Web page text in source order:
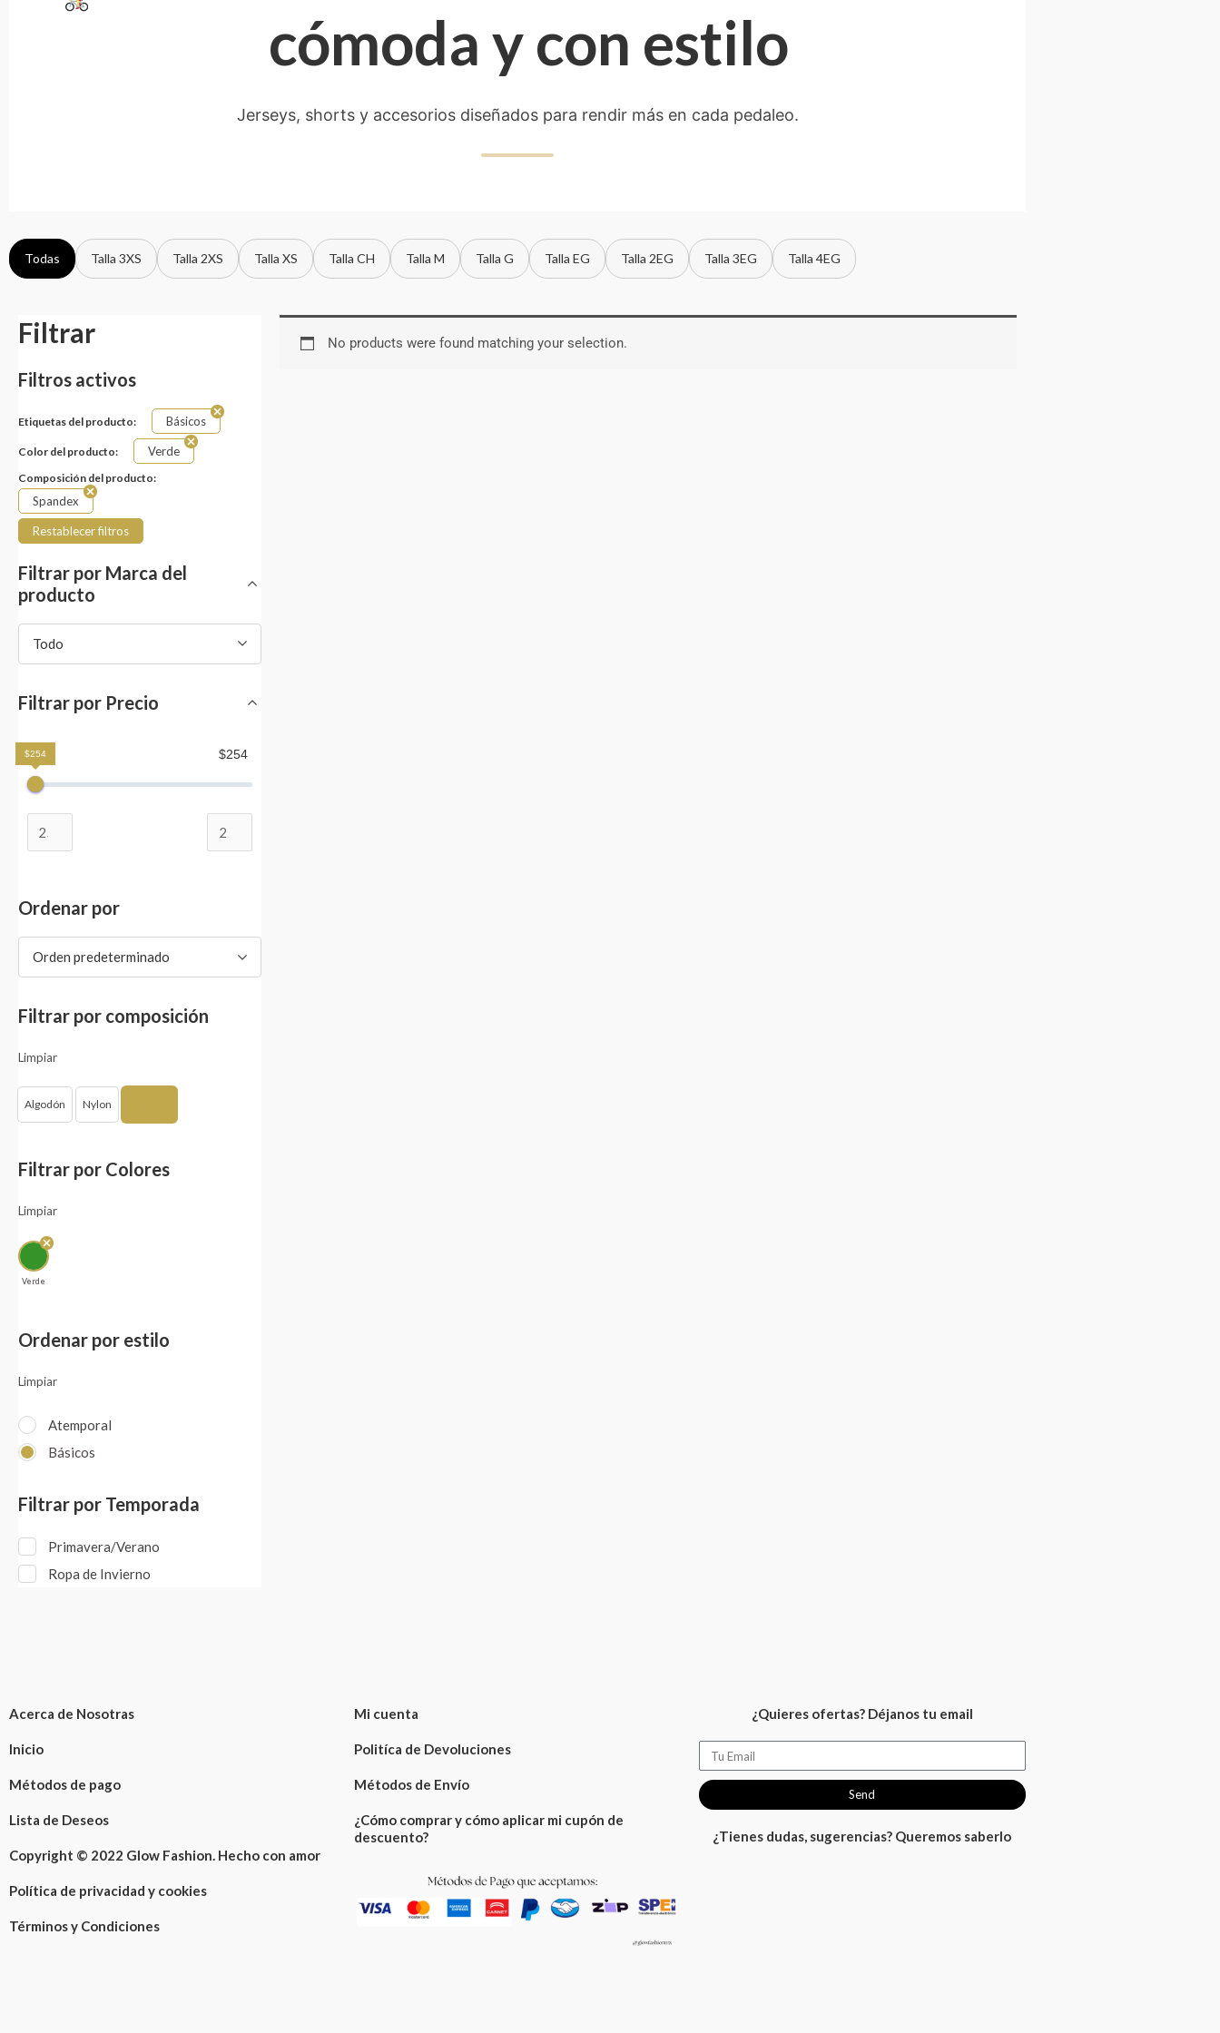
cómoda y con estilo
Jerseys, shorts y accesorios diseñados para rendir más en cada pedaleo.
Todas Talla 3XS Talla 2XS Talla XS Talla CH Talla M Talla G Talla EG Talla 2EG Talla 3EG Talla 4EG
Filtrar
Filtros activos
Etiquetas del producto: Básicos
Color del producto: Verde
Composición del producto:
Spandex
Restablecer filtros
Filtrar por Marca del
producto
Todo
Filtrar por Precio
$254
$254
Ordenar por
Orden predeterminado
Filtrar por composición
Limpiar
Algodón Nylon
Filtrar por Colores
Limpiar
Verde
Ordenar por estilo
Limpiar
Atemporal
Básicos
Filtrar por Temporada
Primavera/Verano
Ropa de Invierno
No products were found matching your selection.
Acerca de Nosotras
Inicio
Métodos de pago
Lista de Deseos
Copyright © 2022 Glow Fashion. Hecho con amor
Política de privacidad y cookies
Términos y Condiciones
Mi cuenta
Politíca de Devoluciones
Métodos de Envío
¿Cómo comprar y cómo aplicar mi cupón de
descuento?
¿Quieres ofertas? Déjanos tu email
Email
Send
¿Tienes dudas, sugerencias? Queremos saberlo